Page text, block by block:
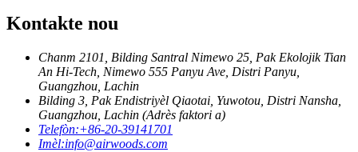
Kontakte nou
Chanm 2101, Bilding Santral Nimewo 25, Pak Ekolojik Tian
An Hi-Tech, Nimewo 555 Panyu Ave, Distri Panyu,
Guangzhou, Lachin
Bilding 3, Pak Endistriyèl Qiaotai, Yuwotou, Distri Nansha,
Guangzhou, Lachin (Adrès faktori a)
Telefòn:+86-20-39141701
Imèl:info@airwoods.com